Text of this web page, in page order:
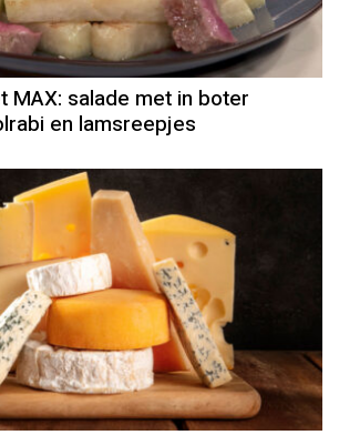
MAX: salade met in boter
en lamsreepjes